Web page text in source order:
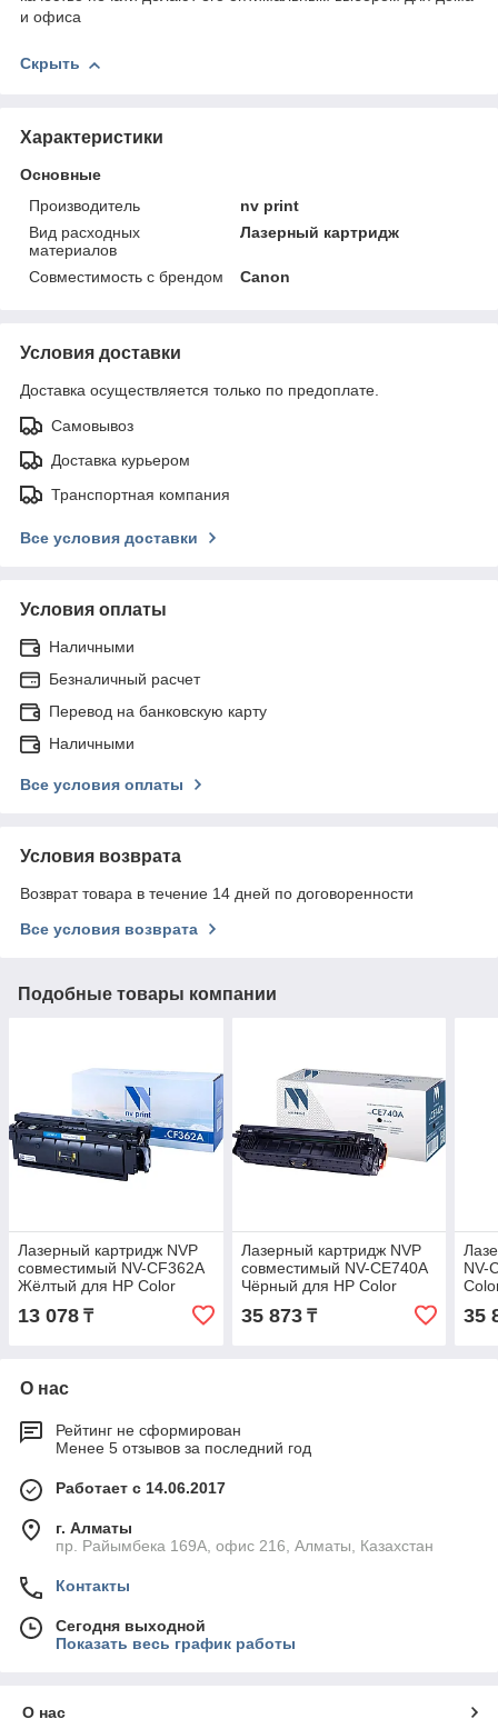
и офиса
Скрыть
Характеристики
Основные
Производитель
nv print
Вид расходных
материалов
Лазерный картридж
Совместимость с брендом Canon
Условия доставки
Доставка осуществляется только по предоплате.
Самовывоз
Доставка курьером
Транспортная компания
Все условия доставки
Условия оплаты
Наличными
Безналичный расчет
Перевод на банковскую карту
Наличными
Все условия оплаты
Условия возврата
Возврат товара в течение 14 дней по договоренности
Все условия возврата
Подобные товары компании
Лазерный картридж NVP
совместимый NV-CF362A
Жёлтый для HP Color
LaserJet M552dn
13 078 ₸
Лазерный картридж NVP
совместимый NV-CE740A
Чёрный для HP Color
LaserJet CP5225
35 873₸
NV-
35
О нас
Рейтинг не сформирован
Менее 5 отзывов за последний год
Работает с 14.06.2017
г. Алматы
пр. Райымбека 169А, офис 216, Алматы, Казахстан
Контакты
Сегодня выходной
Показать весь график работы
О нас